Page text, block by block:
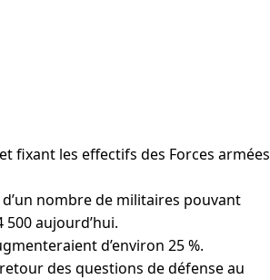
fixant les effectifs des Forces armées
nombre de militaires pouvant
aujourd’hui.
d’environ 25 %.
des questions de défense au